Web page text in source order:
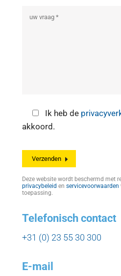
Ik heb de
akkoord.
Deze website wordt beschermd met
privacybeleid en servicevoorwaarden
toepassing.
Telefonisch contact
+31 (0) 23 55 30 300
E-mail